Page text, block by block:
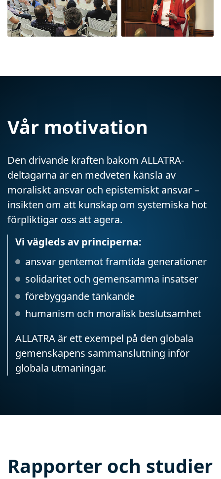
Vår motivation
Den drivande kraften bakom ALLATRA-
deltagarna är en medveten känsla av
moraliskt ansvar och epistemiskt ansvar –
insikten om att kunskap om systemiska hot
förpliktigar oss att agera.
Vi vägleds av principerna:
ansvar gentemot framtida generationer
solidaritet och gemensamma insatser
förebyggande tänkande
humanism och moralisk beslutsamhet
ALLATRA är ett exempel på den globala
gemenskapens sammanslutning inför
globala utmaningar.
Rapporter och studier